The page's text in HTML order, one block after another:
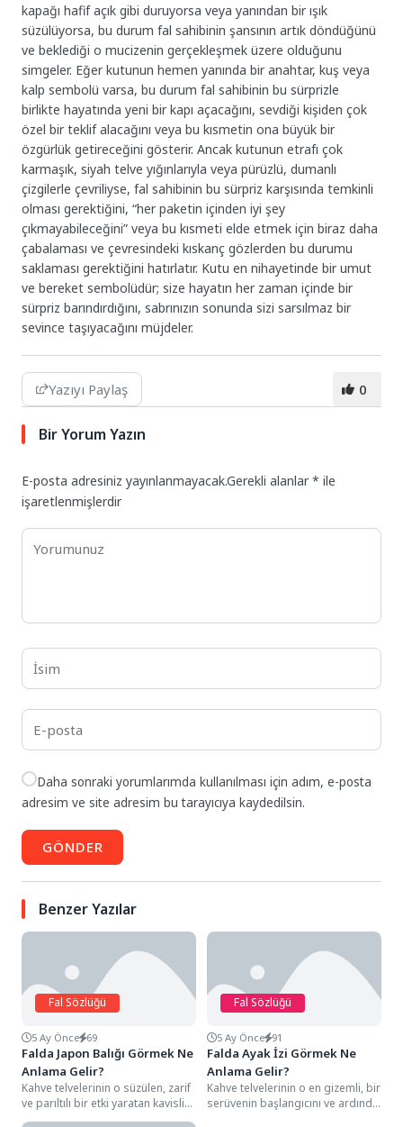
kapağı hafif açık gibi duruyorsa veya yanından bir ışık
süzülüyorsa, bu durum fal sahibinin şansının artık döndüğünü
ve beklediği o mucizenin gerçekleşmek üzere olduğunu
simgeler. Eğer kutunun hemen yanında bir anahtar, kuş veya
kalp sembolü varsa, bu durum fal sahibinin bu sürprizle
birlikte hayatında yeni bir kapı açacağını, sevdiği kişiden çok
özel bir teklif alacağını veya bu kısmetin ona büyük bir
özgürlük getireceğini gösterir. Ancak kutunun etrafı çok
karmaşık, siyah telve yığınlarıyla veya pürüzlü, dumanlı
çizgilerle çevriliyse, fal sahibinin bu sürpriz karşısında temkinli
olması gerektiğini, “her paketin içinden iyi şey
çıkmayabileceğini” veya bu kısmeti elde etmek için biraz daha
çabalaması ve çevresindeki kıskanç gözlerden bu durumu
saklaması gerektiğini hatırlatır. Kutu en nihayetinde bir umut
ve bereket sembolüdür; size hayatın her zaman içinde bir
sürpriz barındırdığını, sabrınızın sonunda sizi sarsılmaz bir
sevince taşıyacağını müjdeler.
Yazıyı Paylaş 0
Bir Yorum Yazın
E-posta adresiniz yayınlanmayacak.Gerekli alanlar* ile
işaretlenmişlerdir
Daha sonraki yorumlarımda kullanılması için adım, e-posta
adresim ve site adresim bu tarayıcıya kaydedilsin.
GÖNDER
Benzer Yazılar
Fal Sözlüğü
5 Ay Önce 69
Falda Japon Balığı Görmek Ne
Anlama Gelir?
Kahve telvelerinin o süzülen, zarif
ve parıltılı bir etki yaratan kavisli
hatları arasında bir Japon...
Fal Sözlüğü
5 Ay Önce 91
Falda Ayak İzi Görmek Ne
Anlama Gelir?
Kahve telvelerinin o en gizemli, bir
serüvenin başlangıcını ve ardında